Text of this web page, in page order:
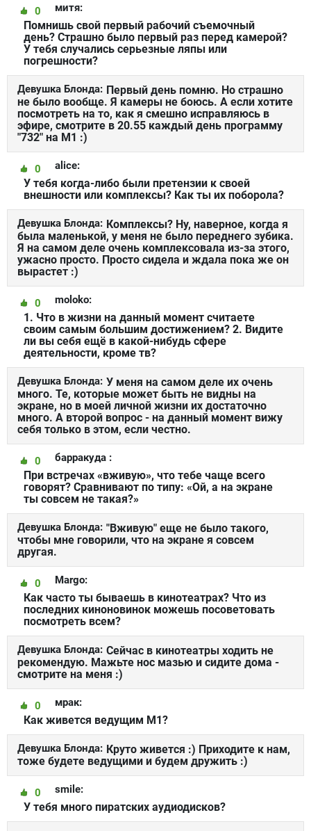
митя:
0
Помнишь свой первый рабочий съемочный
день? Страшно было первый раз перед камерой?
У тебя случались серьезные ляпы или
погрешности?
Девушка Блонда: Первый день помню. Но страшно
не было вообще. Я камеры не боюсь. А если хотите
посмотреть на то, как я смешно исправляюсь в
эфире, смотрите в 20.55 каждый день программу
"732" на М1 :)
alice:
0
У тебя когда-либо были претензии к своей
внешности или комплексы? Как ты их поборола?
Девушка Блонда: Комплексы? Ну, наверное, когда я
была маленькой, у меня не было переднего зубика.
Я на самом деле очень комплексовала из-за этого,
ужасно просто. Просто сидела и ждала пока же он
вырастет :)
moloko:
0
1. Что в жизни на данный момент считаете
своим самым большим достижением? 2. Видите
ли вы себя ещё в какой-нибудь сфере
деятельности, кроме тв?
Девушка Блонда: У меня на самом деле их очень
много. Те, которые может быть не видны на
экране, но в моей личной жизни их достаточно
много. А второй вопрос - на данный момент вижу
себя только в этом, если честно.
барракуда :
0
При встречах «вживую», что тебе чаще всего
говорят? Сравнивают по типу: «Ой, а на экране
ты совсем не такая?»
Девушка Блонда: "Вживую" еще не было такого,
чтобы мне говорили, что на экране я совсем
другая.
Margo:
0
Как часто ты бываешь в кинотеатрах? Что из
последних киноновинок можешь посоветовать
посмотреть всем?
Девушка Блонда: Сейчас в кинотеатры ходить не
рекомендую. Мажьте нос мазью и сидите дома -
смотрите на меня :)
мрак:
0
Как живется ведущим М1?
Девушка Блонда: Круто живется :) Приходите к нам,
тоже будете ведущими и будем дружить :)
smile:
0
У тебя много пиратских аудиодисков?